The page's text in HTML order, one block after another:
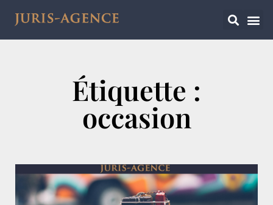
Étiquette :
occasion